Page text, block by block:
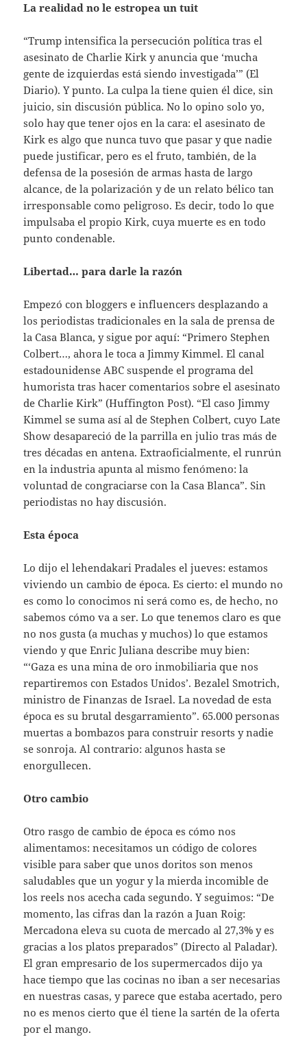
La realidad no le estropea un tuit
“Trump intensifica la persecución política tras el
asesinato de Charlie Kirk y anuncia que ‘mucha
gente de izquierdas está siendo investigada’” (El
Diario). Y punto. La culpa la tiene quien él dice, sin
juicio, sin discusión pública. No lo opino solo yo,
solo hay que tener ojos en la cara: el asesinato de
Kirk es algo que nunca tuvo que pasar y que nadie
puede justificar, pero es el fruto, también, de la
defensa de la posesión de armas hasta de largo
alcance, de la polarización y de un relato bélico tan
irresponsable como peligroso. Es decir, todo lo que
impulsaba el propio Kirk, cuya muerte es en todo
punto condenable.
Libertad… para darle la razón
Empezó con bloggers e influencers desplazando a
los periodistas tradicionales en la sala de prensa de
la Casa Blanca, y sigue por aquí: “Primero Stephen
Colbert…, ahora le toca a Jimmy Kimmel. El canal
estadounidense ABC suspende el programa del
humorista tras hacer comentarios sobre el asesinato
de Charlie Kirk” (Huffington Post). “El caso Jimmy
Kimmel se suma así al de Stephen Colbert, cuyo Late
Show desapareció de la parrilla en julio tras más de
tres décadas en antena. Extraoficialmente, el runrún
en la industria apunta al mismo fenómeno: la
voluntad de congraciarse con la Casa Blanca”. Sin
periodistas no hay discusión.
Esta época
Lo dijo el lehendakari Pradales el jueves: estamos
viviendo un cambio de época. Es cierto: el mundo no
es como lo conocimos ni será como es, de hecho, no
sabemos cómo va a ser. Lo que tenemos claro es que
no nos gusta (a muchas y muchos) lo que estamos
viendo y que Enric Juliana describe muy bien:
“‘Gaza es una mina de oro inmobiliaria que nos
repartiremos con Estados Unidos’. Bezalel Smotrich,
ministro de Finanzas de Israel. La novedad de esta
época es su brutal desgarramiento”. 65.000 personas
muertas a bombazos para construir resorts y nadie
se sonroja. Al contrario: algunos hasta se
enorgullecen.
Otro cambio
Otro rasgo de cambio de época es cómo nos
alimentamos: necesitamos un código de colores
visible para saber que unos doritos son menos
saludables que un yogur y la mierda incomible de
los reels nos acecha cada segundo. Y seguimos: “De
momento, las cifras dan la razón a Juan Roig:
Mercadona eleva su cuota de mercado al 27,3% y es
gracias a los platos preparados” (Directo al Paladar).
El gran empresario de los supermercados dijo ya
hace tiempo que las cocinas no iban a ser necesarias
en nuestras casas, y parece que estaba acertado, pero
no es menos cierto que él tiene la sartén de la oferta
por el mango.